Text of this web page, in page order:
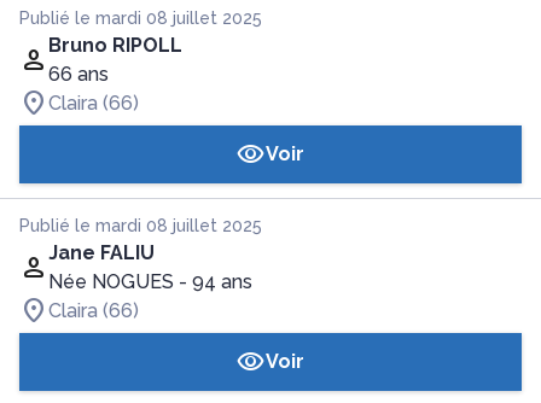
Publié le mardi 08 juillet 2025
Bruno RIPOLL
66 ans
Claira (66)
Voir
Publié le mardi 08 juillet 2025
Jane FALIU
Née NOGUES - 94 ans
Claira (66)
Voir